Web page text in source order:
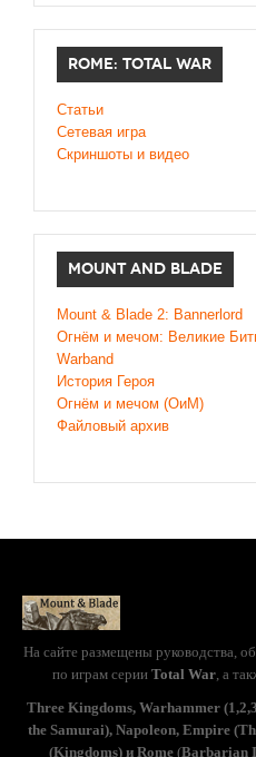
ROME: TOTAL WAR
Статьи
Сетевая игра
Скриншоты и видео
MOUNT AND BLADE
Mount & Blade 2: Bannerlord
Огнём и мечом: Великие
Warband
История Героя
Огнём и мечом (ОиМ)
Файловый архив
На сайте размещены руководства,
по играм серии Total War, а
Three Kingdoms, Warhammer
the Samurai), Napoleon, Empire
(Kingdoms) и Rome (Barbarian